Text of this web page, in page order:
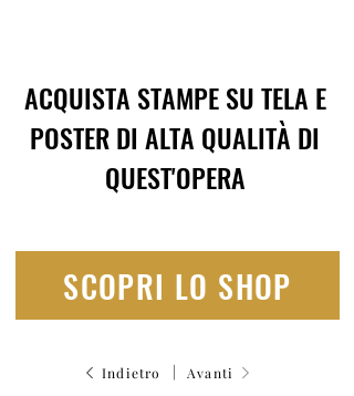
ACQUISTA STAMPE SU TELA E
POSTER DI ALTA QUALITÀ DI
QUEST'OPERA
SCOPRI LO SHOP
Indietro | Avanti